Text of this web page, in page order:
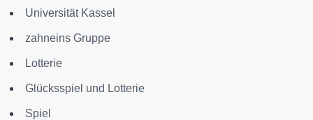
Universität Kassel
zahneins Gruppe
Lotterie
Glücksspiel und Lotterie
Spiel